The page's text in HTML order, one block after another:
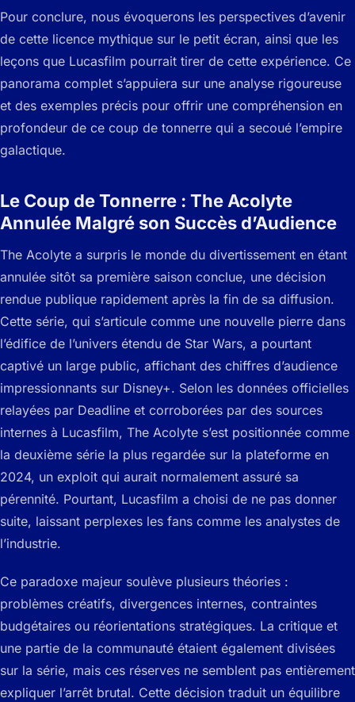
Pour conclure, nous évoquerons les perspectives d’avenir
de cette licence mythique sur le petit écran, ainsi que les
leçons que Lucasfilm pourrait tirer de cette expérience. Ce
panorama complet s’appuiera sur une analyse rigoureuse
et des exemples précis pour offrir une compréhension en
profondeur de ce coup de tonnerre qui a secoué l’empire
galactique.
Le Coup de Tonnerre : The Acolyte
Annulée Malgré son Succès d’Audience
The Acolyte a surpris le monde du divertissement en étant
annulée sitôt sa première saison conclue, une décision
rendue publique rapidement après la fin de sa diffusion.
Cette série, qui s’articule comme une nouvelle pierre dans
l’édifice de l’univers étendu de Star Wars, a pourtant
captivé un large public, affichant des chiffres d’audience
impressionnants sur Disney+. Selon les données officielles
relayées par Deadline et corroborées par des sources
internes à Lucasfilm, The Acolyte s’est positionnée comme
la deuxième série la plus regardée sur la plateforme en
2024, un exploit qui aurait normalement assuré sa
pérennité. Pourtant, Lucasfilm a choisi de ne pas donner
suite, laissant perplexes les fans comme les analystes de
l’industrie.
Ce paradoxe majeur soulève plusieurs théories :
problèmes créatifs, divergences internes, contraintes
budgétaires ou réorientations stratégiques. La critique et
une partie de la communauté étaient également divisées
sur la série, mais ces réserves ne semblent pas entièrement
expliquer l’arrêt brutal. Cette décision traduit un équilibre